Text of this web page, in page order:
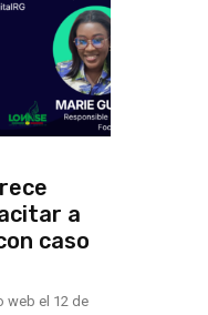
a
caso
web el 12 de